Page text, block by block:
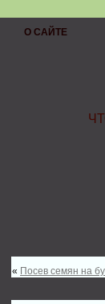
О САЙТЕ
« Посев семян на